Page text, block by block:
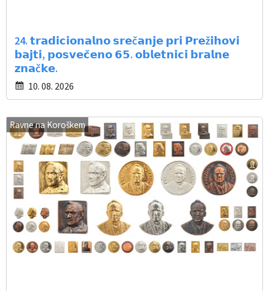
24. 𝘁𝗿𝗮𝗱𝗶𝗰𝗶𝗼𝗻𝗮𝗹𝗻𝗼 𝘀𝗿𝗲č𝗮𝗻𝗷𝗲 𝗽𝗿𝗶 𝗣𝗿𝗲ž𝗶𝗵𝗼𝘃𝗶
𝗯𝗮𝗷𝘁𝗶, 𝗽𝗼𝘀𝘃𝗲𝗰̌𝗲𝗻𝗼 𝟲𝟱. 𝗼𝗯𝗹𝗲𝘁𝗻𝗶𝗰𝗶 𝗯𝗿𝗮𝗹𝗻𝗲
𝘇𝗻𝗮č𝗸𝗲.
10. 08. 2026
Ravne na Koroškem